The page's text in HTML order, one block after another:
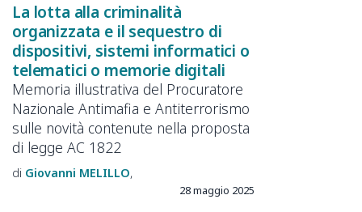
La lotta alla criminalità
organizzata e il sequestro di
dispositivi, sistemi informatici o
telematici o memorie digitali
Memoria illustrativa del Procuratore
Nazionale Antimafia e Antiterrorismo
sulle novità contenute nella proposta
di legge AC 1822
Giovanni MELILLO
28 maggio 2025